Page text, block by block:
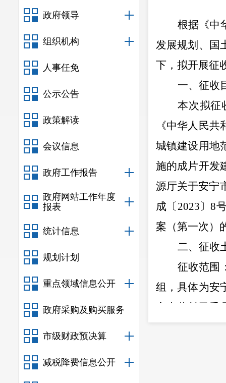
政府领导
组织机构
人事任免
公示公告
政策解读
会议信息
政府工作报告
政府网站工作年度
报表
统计信息
规划计划
重点领域信息公开
政府采购及购买服务
市级财政预决算
减税降费信息公开
根据《中
发展规划、国
下，拟开展征
一、征收
本次拟征
《中华人民
城镇建设用地
施的成片开发
源厅关于安宁
成〔 2023〕8
案（第一次）
二、征收
征收范围
组，具体为安